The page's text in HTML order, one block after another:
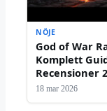
NÖJE
God of War
Komplett
Recensioner
18 mar 2026